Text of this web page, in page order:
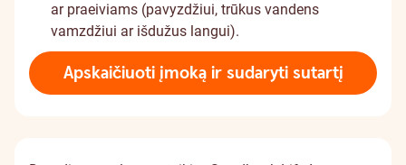
ar praeiviams (pavyzdžiui, trūkus vandens
vamzdžiui ar išdužus langui).
Apskaičiuoti įmoką ir sudaryti sutartį